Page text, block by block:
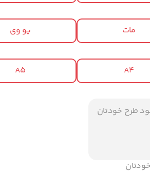
مات یو وی
A4
A5